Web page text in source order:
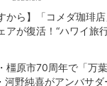
も反
さ…くはな
すから】「コメダ珈琲
アが復活！“ハワイ旅
橿原市70周年で「万葉
河野純喜がアンバサ